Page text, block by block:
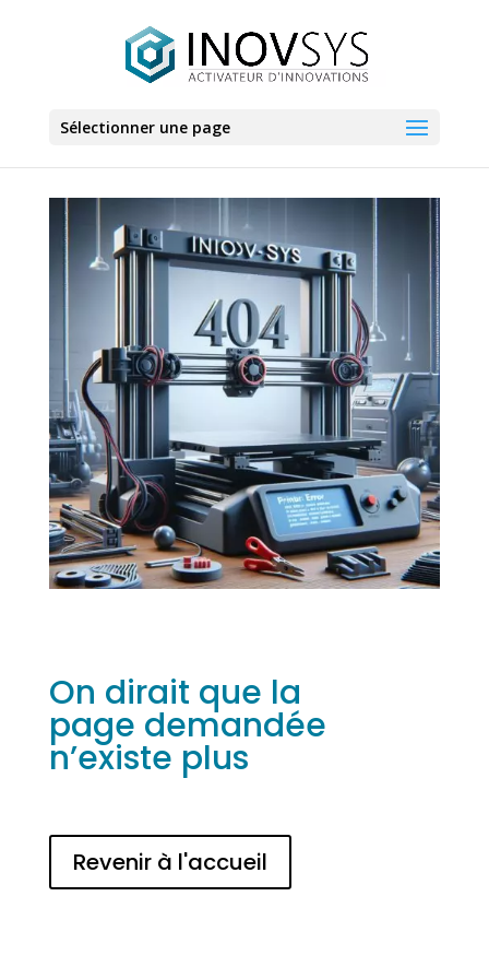
Sélectionner une page
On dirait que la
page demandée
n’existe plus
Revenir à l'accueil